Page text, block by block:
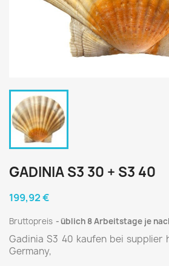
GADINIA S3 30 + S3 40
199,92 €
Bruttopreis üblich 8 Arbeitstage je
Gadinia S3 40 kaufen bei supplier
Germany,